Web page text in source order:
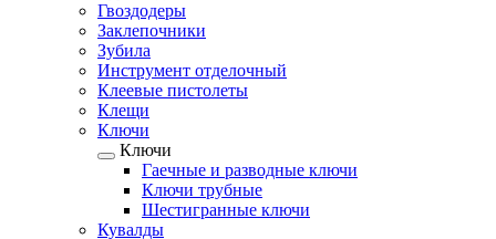
Гвоздодеры
Заклепочники
Зубила
Инструмент отделочный
Клеевые пистолеты
Клещи
Ключи
Ключи
Гаечные и разводные ключи
Ключи трубные
Шестигранные ключи
Кувалды